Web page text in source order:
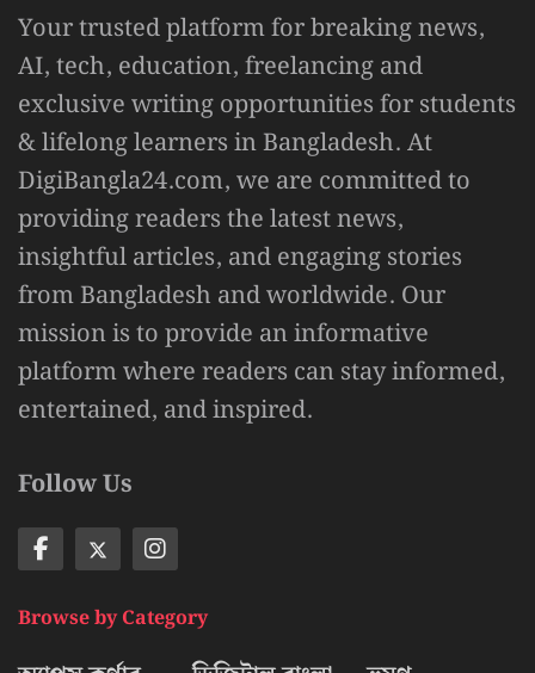
Your trusted platform for breaking news,
AI, tech, education, freelancing and
exclusive writing opportunities for students
& lifelong learners in Bangladesh. At
DigiBangla24.com, we are committed to
providing readers the latest news,
insightful articles, and engaging stories
from Bangladesh and worldwide. Our
mission is to provide an informative
platform where readers can stay informed,
entertained, and inspired.
Follow Us
Browse by Category